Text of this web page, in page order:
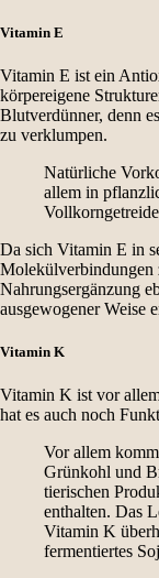
Vitamin E
Vitamin E ist ein
körpereigene
Blutverdünner, denn
zu verklumpen.
Natürliche
allem in
Da sich Vitamin E in
Molekülverbindungen
Nahrungsergänzung
ausgewogener Weise
Vitamin K
Vitamin K ist vor
hat es auch noch
Vor allem
Grünkohl und
tierischen
enthalten. Das
Vitamin K
fermentiertes